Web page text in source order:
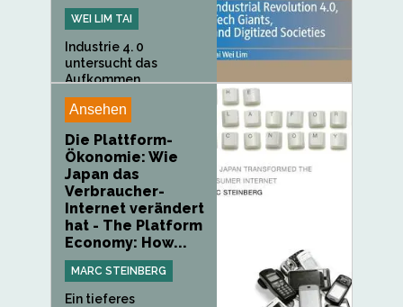
WEI LIM TAI
Industrie 4. 0
untersucht das
Aufkommen...
Ansehen
Die Plattform-
Ökonomie: Wie
Japan das
Verbraucher-
Internet verändert
hat - The Platform
Economy: How...
MARC STEINBERG
Ein tieferes